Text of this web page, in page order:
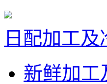
日配加工及
新鲜加工